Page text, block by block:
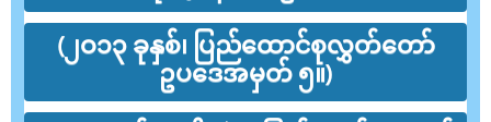
(၂ဝ၁၃ ခုနှစ်၊ ပြည်ထောင်စုလွှတ်တော်
ဥပဒေအမှတ် ၅။)